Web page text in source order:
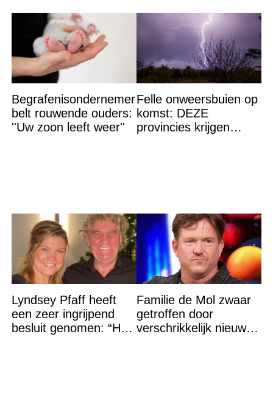
Begrafenisondernemer
belt rouwende ouders:
''Uw zoon leeft weer''
Felle onweersbuien op
komst: DEZE
provincies krijgen
Lyndsey Pfaff heeft
een zeer ingrijpend
besluit genomen: “Het
Familie de Mol zwaar
getroffen door
verschrikkelijk nieuws: